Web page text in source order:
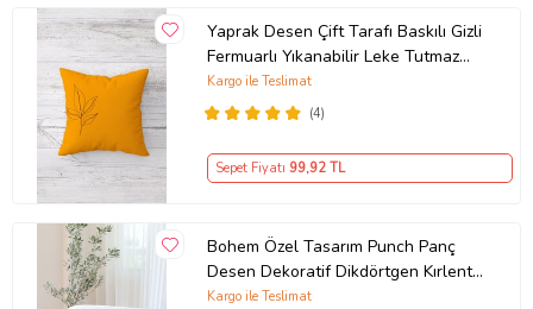
Yaprak Desen Çift Tarafı Baskılı Gizli
Fermuarlı Yıkanabilir Leke Tutmaz
Dekoratif Kırlent Kılıfı (Turuncu)
(4)
Kargo ile Teslimat
Sepet Fiyatı 99,92 TL
Bohem Özel Tasarım Punch Panç
Desen Dekoratif Dikdörtgen Kırlent
Kılıfı 28x50 cm Mila Gri
Kargo ile Teslimat